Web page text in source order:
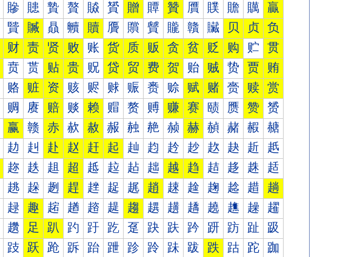
贂 贃 贄 贅 贆 贇 贈 贉 贊 贋 贌 贍 贎 贏
贒 贓 贔 贕 贖 贗 贘 贙 贚 贛 贜 贝 贞 负
财 责 贤 败 账 货 质 贩 贪 贫 贬 购 贮 贯
贲 贳 贴 贵 贶 贷 贸 费 贺 贻 贼 贽 贾 贿
赂 赃 资 赅 赆 赇 赈 赉 赊 赋 赌 赍 赎 赏
赒 赓 赔 赕 赖 赗 赘 赙 赚 赛 赜 赝 赞 赟
赢 赣 赤 赥 赦 赧 赨 赩 赪 赫 赬 赭 赮 赯
赲 赳 赴 赵 赶 起 赸 赹 赺 赻 赼 赽 赾 赿
趂 趃 趄 超 趆 趇 趈 趉 越 趋 趌 趍 趎 趏
趒 趓 趔 趕 趖 趗 趘 趙 趚 趛 趜 趝 趞 趟
趢 趣 趤 趥 趦 趧 趨 趩 趪 趫 趬 趭 趮 趯
趲 足 趴 趵 趶 趷 趸 趹 趺 趻 趼 趽 趾 趿
跂 跃 跄 跅 跆 跇 跈 跉 跊 跋 跌 跍 跎 跏